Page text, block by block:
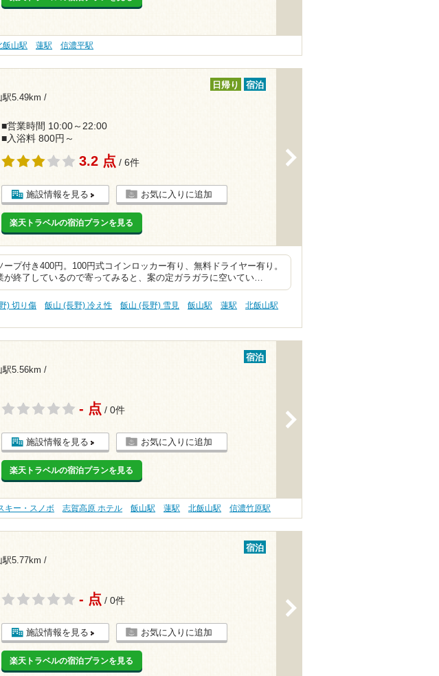
飯山駅 蓮駅 信濃平駅
駅5.49km /
日帰り 宿泊
■営業時間 10:00～22:00
■入浴料 800円～
3.2 点 / 6件
施設情報を見る お気に入りに追加
楽天トラベルの宿泊プランを見る
プ付き400円。100円式コインロッカー有り、無料ドライヤー有り。
が終了しているので寄ってみると、案の定ガラガラに空いてい…
) 切り傷 飯山 (長野) 冷え性 飯山 (長野) 雪見 飯山駅 蓮駅
北飯山駅
駅5.56km /
宿泊
- 点 / 0件
施設情報を見る お気に入りに追加
楽天トラベルの宿泊プランを見る
キー・スノボ 志賀高原 ホテル 飯山駅 蓮駅 北飯山駅 信濃竹原駅
駅5.77km /
宿泊
- 点 / 0件
施設情報を見る お気に入りに追加
楽天トラベルの宿泊プランを見る